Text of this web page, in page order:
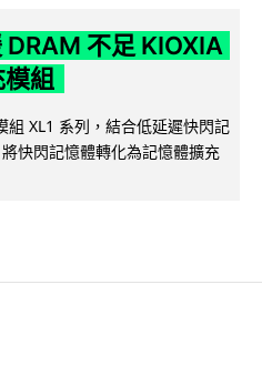
不足 KIOXIA
組
XL1 系列，結合低延遲快閃記
快閃記憶體轉化為記憶體擴充